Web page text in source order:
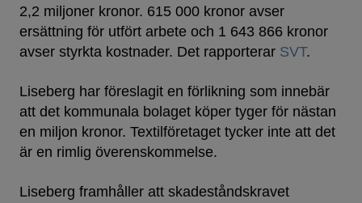
2,2 miljoner kronor. 615 000 kronor avser
ersättning för utfört arbete och 1 643 866 kronor
avser styrkta kostnader. Det rapporterar SVT.
Liseberg har föreslagit en förlikning som innebär
att det kommunala bolaget köper tyger för nästan
en miljon kronor. Textilföretaget tycker inte att det
är en rimlig överenskommelse.
Liseberg framhåller att skadeståndskravet